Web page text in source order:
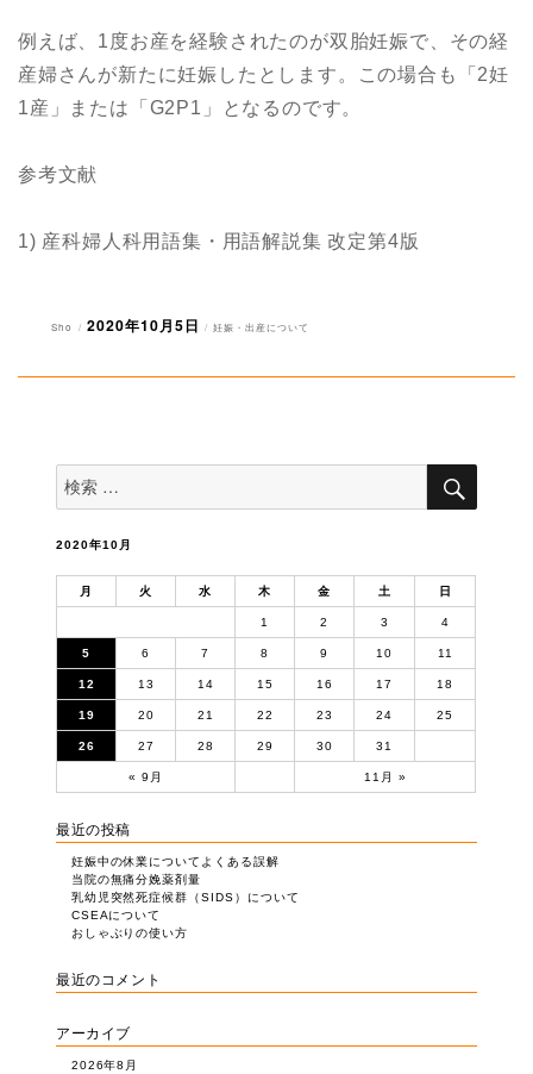
例えば、1度お産を経験されたのが双胎妊娠で、その経
産婦さんが新たに妊娠したとします。この場合も「2妊
1産」または「G2P1」となるのです。
参考文献
1) 産科婦人科用語集・用語解説集 改定第4版
投
Sho
投
2020年10月5日
カ
妊娠・出産について
索
対
検
2020年10月
月 火 水 木 金 土 日
« 9月 11月 »
1 2 3 4
5 6 7 8 9 10 11
12 13 14 15 16 17 18
19 20 21 22 23 24 25
26 27 28 29 30 31
最近の投稿
妊娠中の休業についてよくある誤解
当院の無痛分娩薬剤量
乳幼児突然死症候群（SIDS）について
CSEAについて
おしゃぶりの使い方
最近のコメント
アーカイブ
2026年8月